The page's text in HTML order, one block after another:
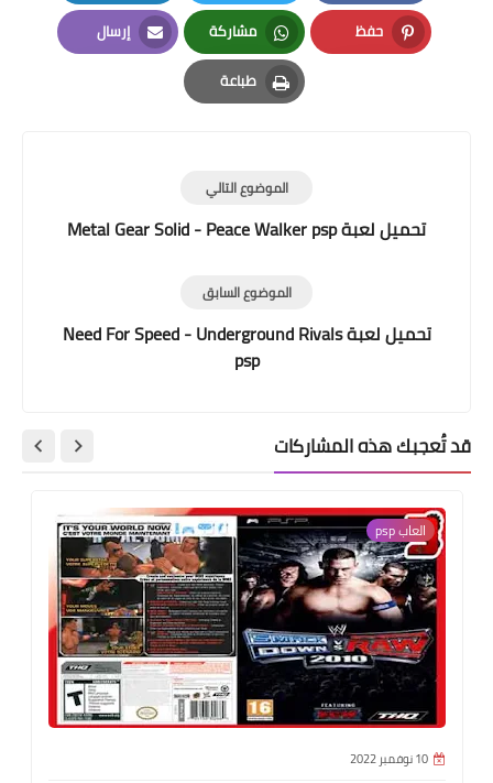
Facebook
Twitter
LinkedIn
حفظ
Pinterest
مشاركة
Whatsapp
إرسال
Email
طباعة
Print
الموضوع التالي
تحميل لعبة Metal Gear Solid - Peace Walker psp
الموضوع السابق
تحميل لعبة Need For Speed - Underground Rivals
psp
قد تُعجبك هذه المشاركات
العاب psp
10 نوفمبر 2022